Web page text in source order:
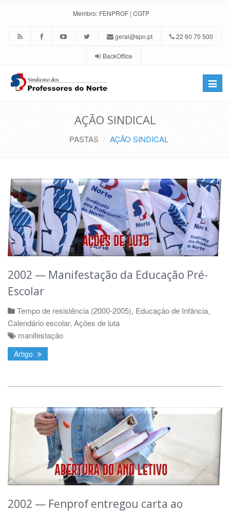
Membro: FENPROF | CGTP
geral@spn.pt 22 60 70 500
BackOffice
Toggle
AÇÃO SINDICAL
PASTAS AÇÃO SINDICAL
2002 — Manifestação da Educação Pré-
Escolar
Tempo de resistência (2000-2005), Educação de Infância,
Calendário escolar, Ações de luta
manifestação
Artigo
2002 — Fenprof entregou carta ao